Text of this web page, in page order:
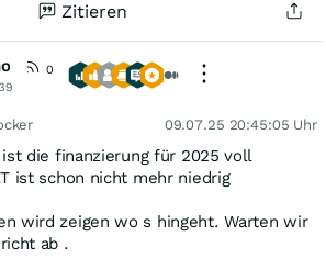
Zitieren
0
09.07.25 20:45:05 Uhr
die finanzierung für 2025 voll
ist schon nicht mehr niedrig
wird zeigen wo s hingeht. Warten wir
ab .